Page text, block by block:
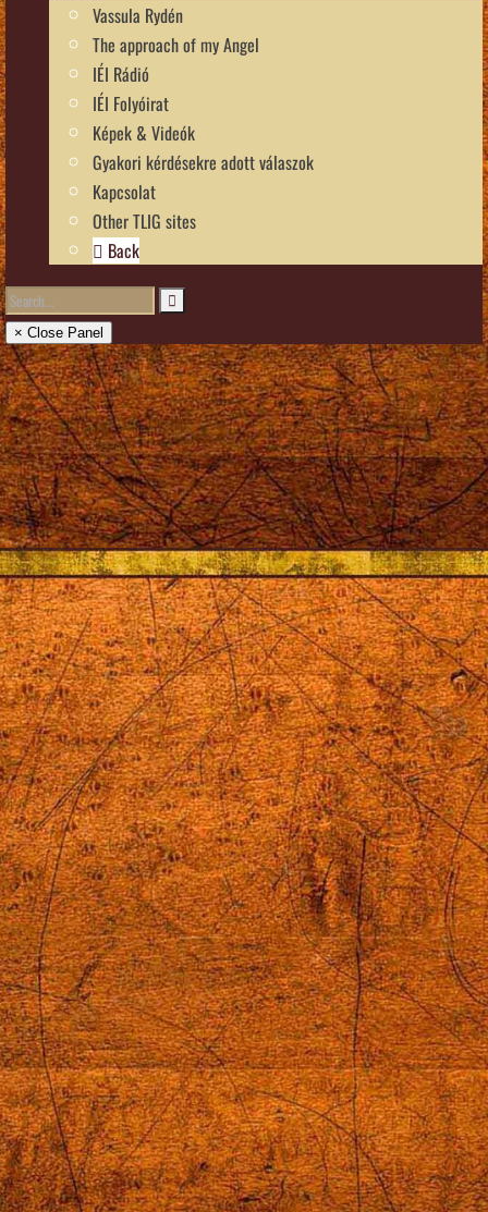
Vassula Rydén
The approach of my Angel
IÉI Rádió
IÉI Folyóirat
Képek & Videók
Gyakori kérdésekre adott válaszok
Kapcsolat
Other TLIG sites
Back
× Close Panel